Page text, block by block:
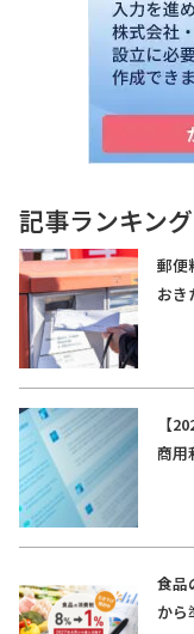
記事ランキング
郵便
おき
【
商用
食品
から